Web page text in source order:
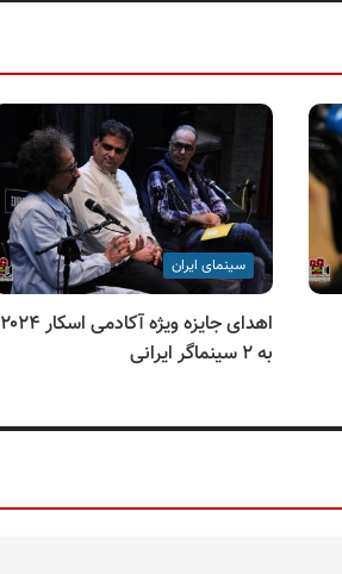
سینمای ایران
اهدای جایزه ویژه آکادمی اسکار ۲۰۲۴
به ۲ سینماگر ایرانی